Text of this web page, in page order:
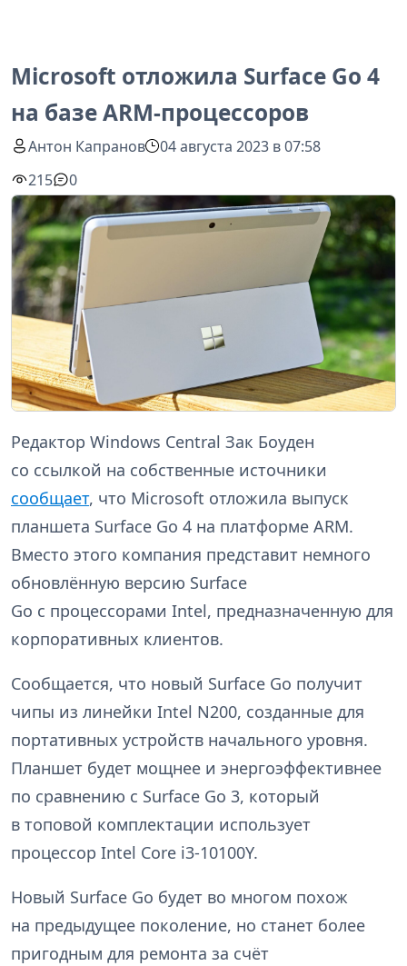
Microsoft отложила Surface Go 4
на базе ARM-процессоров
Антон Капранов
04 августа 2023 в 07:58
215
0
Редактор Windows Central Зак Боуден
со ссылкой на собственные источники
сообщает, что Microsoft отложила выпуск
планшета Surface Go 4 на платформе ARM.
Вместо этого компания представит немного
обновлённую версию Surface
Go с процессорами Intel, предназначенную для
корпоративных клиентов.
Сообщается, что новый Surface Go получит
чипы из линейки Intel N200, созданные для
портативных устройств начального уровня.
Планшет будет мощнее и энергоэффективнее
по сравнению с Surface Go 3, который
в топовой комплектации использует
процессор Intel Core i3-10100Y.
Новый Surface Go будет во многом похож
на предыдущее поколение, но станет более
пригодным для ремонта за счёт